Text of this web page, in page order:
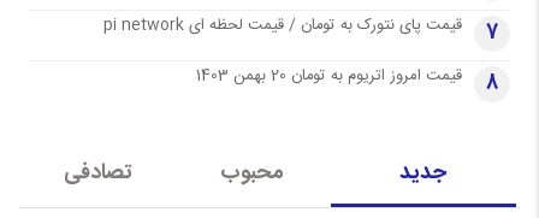
7 قیمت پای نتورک به تومان / قیمت لحظه ای pi network
8 قیمت امروز اتریوم به تومان 20 بهمن 1403
جدید محبوب تصادفی